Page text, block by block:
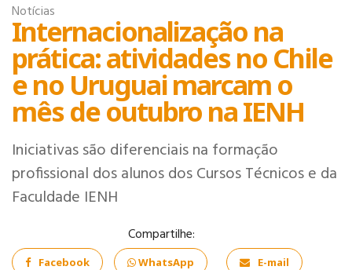
ADMINISTRAÇÃO
EXTERIOR
Notícias
Internacionalização na
prática: atividades no Chile
e no Uruguai marcam o
mês de outubro na IENH
Iniciativas são diferenciais na formação
profissional dos alunos dos Cursos Técnicos e da
Faculdade IENH
Compartilhe:
Facebook WhatsApp E-mail